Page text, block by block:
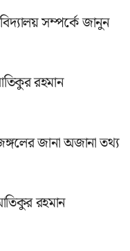
সম্পর্কে জানুন
রহমান
জানা অজানা তথ্য
রহমান